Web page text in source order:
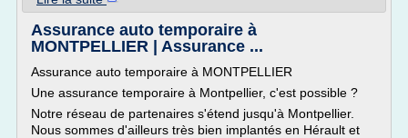
Assurance auto temporaire à
MONTPELLIER | Assurance ...
Assurance auto temporaire à MONTPELLIER
Une assurance temporaire à Montpellier, c'est possible ?
Notre réseau de partenaires s'étend jusqu'à Montpellier.
Nous sommes d'ailleurs très bien implantés en Hérault et